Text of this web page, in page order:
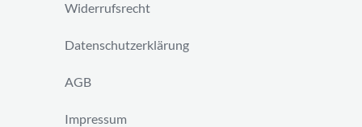
Widerrufsrecht
Datenschutzerklärung
AGB
Impressum